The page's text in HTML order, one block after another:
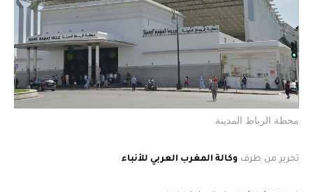
محطة الرباط المدينة
تحرير من طرف وكالة المغرب العربي للأنباء